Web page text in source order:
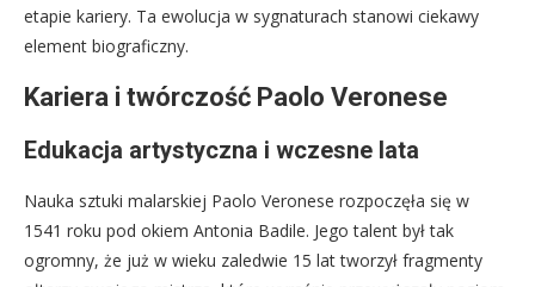
etapie kariery. Ta ewolucja w sygnaturach stanowi ciekawy
element biograficzny.
Kariera i twórczość Paolo Veronese
Edukacja artystyczna i wczesne lata
Nauka sztuki malarskiej Paolo Veronese rozpoczęła się w
1541 roku pod okiem Antonia Badile. Jego talent był tak
ogromny, że już w wieku zaledwie 15 lat tworzył fragmenty